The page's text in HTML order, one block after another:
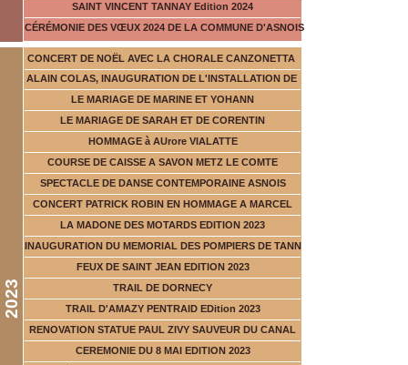
2023
SAINT VINCENT TANNAY Edition 2024
CÉRÉMONIE DES VŒUX 2024 DE LA COMMUNE D'ASNOIS
CONCERT DE NOËL AVEC LA CHORALE CANZONETTA
ALAIN COLAS, INAUGURATION DE L'INSTALLATION DE
LE MARIAGE DE MARINE ET YOHANN
LE MARIAGE DE SARAH ET DE CORENTIN
HOMMAGE à AUrore VIALATTE
COURSE DE CAISSE A SAVON METZ LE COMTE
SPECTACLE DE DANSE CONTEMPORAINE ASNOIS
CONCERT PATRICK ROBIN EN HOMMAGE A MARCEL
LA MADONE DES MOTARDS EDITION 2023
INAUGURATION DU MEMORIAL DES POMPIERS DE TANN
FEUX DE SAINT JEAN EDITION 2023
TRAIL DE DORNECY
TRAIL D'AMAZY PENTRAID EDition 2023
RENOVATION STATUE PAUL ZIVY SAUVEUR DU CANAL
CEREMONIE DU 8 MAI EDITION 2023